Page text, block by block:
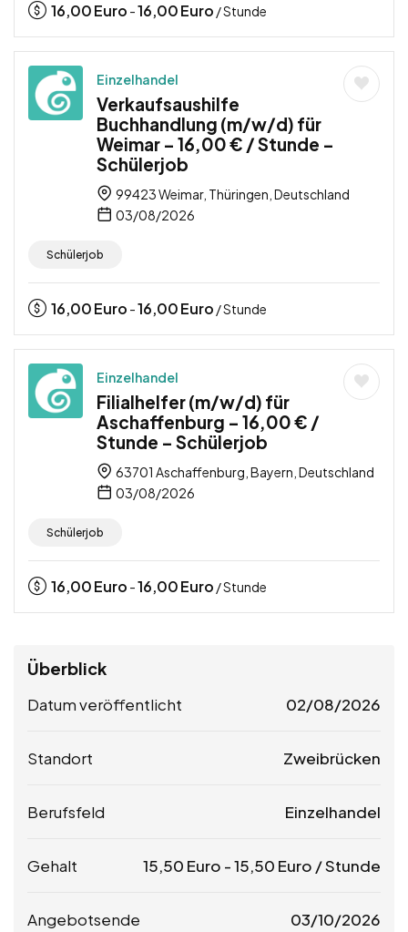
16,00Euro -16,00Euro / Stunde
Einzelhandel
Verkaufsaushilfe
Buchhandlung (m/w/d) für
Weimar – 16,00 € / Stunde –
Schülerjob
99423 Weimar, Thüringen, Deutschland
03/08/2026
Schülerjob
16,00Euro -16,00Euro / Stunde
Einzelhandel
Filialhelfer (m/w/d) für
Aschaffenburg – 16,00 € /
Stunde – Schülerjob
63701 Aschaffenburg, Bayern, Deutschland
03/08/2026
Schülerjob
16,00Euro -16,00Euro / Stunde
Überblick
Datum veröffentlicht 02/08/2026
Standort Zweibrücken
Berufsfeld Einzelhandel
Gehalt 15,50 Euro -15,50 Euro / Stunde
Angebotsende 03/10/2026